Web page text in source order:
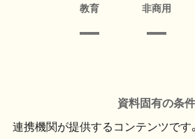
教育 非商用
資料固有の条件
連携機関が提供するコンテンツです。